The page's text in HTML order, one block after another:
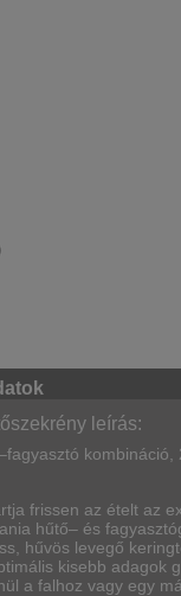
leírás:
frissen az ételt az
hűtő– és
hűvös levegő
kisebb
a falhoz vagy egy